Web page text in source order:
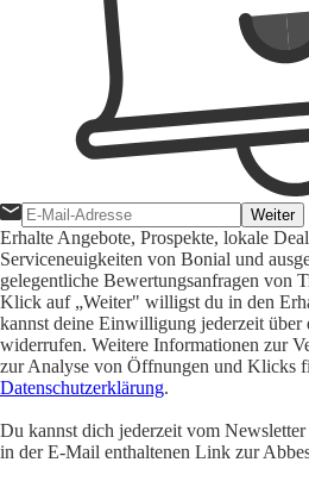
Weiter
Erhalte Angebote, Prospekte, lokale
Serviceneuigkeiten von Bonial und
gelegentliche Bewertungsanfragen von
Klick auf „Weiter" willigst du in den
kannst deine Einwilligung jederzeit
widerrufen. Weitere Informationen zur
zur Analyse von Öffnungen und Klicks
Datenschutzerklärung.
Du kannst dich jederzeit vom
in der E-Mail enthaltenen Link zur